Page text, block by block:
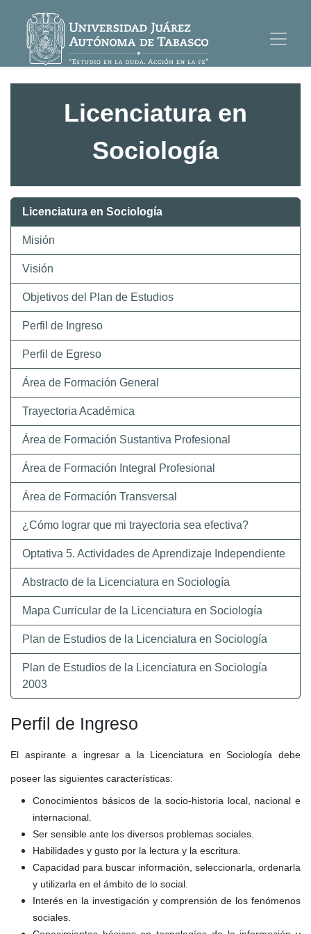
Licenciatura en
Sociología
Licenciatura en Sociología
Misión
Visión
Objetivos del Plan de Estudios
Perfil de Ingreso
Perfil de Egreso
Área de Formación General
Trayectoria Académica
Área de Formación Sustantiva Profesional
Área de Formación Integral Profesional
Área de Formación Transversal
¿Cómo lograr que mi trayectoria sea efectiva?
Optativa 5. Actividades de Aprendizaje Independiente
Abstracto de la Licenciatura en Sociología
Mapa Curricular de la Licenciatura en Sociología
Plan de Estudios de la Licenciatura en Sociología
Plan de Estudios de la Licenciatura en Sociología
2003
Perfil de Ingreso
El aspirante a ingresar a la Licenciatura en Sociología debe
poseer las siguientes características:
Conocimientos básicos de la socio-historia local, nacional e
internacional.
Ser sensible ante los diversos problemas sociales.
Habilidades y gusto por la lectura y la escritura.
Capacidad para buscar información, seleccionarla, ordenarla
y utilizarla en el ámbito de lo social.
Interés en la investigación y comprensión de los fenómenos
sociales.